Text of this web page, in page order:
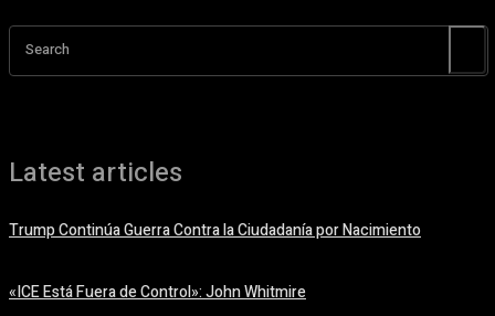
Search
Latest articles
Trump Continúa Guerra Contra la Ciudadanía por Nacimiento
«ICE Está Fuera de Control»: John Whitmire